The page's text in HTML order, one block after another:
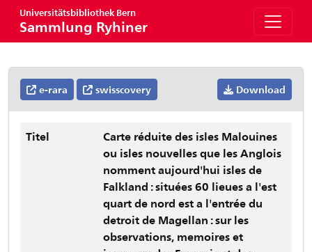
Universitätsbibliothek Bern
Sammlung Ryhiner
e-rara swisscovery Download
Titel
Carte réduite des isles Malouines
ou isles nouvelles que les Anglois
nomment aujourd'hui isles de
Falkland : situées 60 lieues a l'est
quart de nord est a l'entrée du
detroit de Magellan : sur les
observations, memoires et